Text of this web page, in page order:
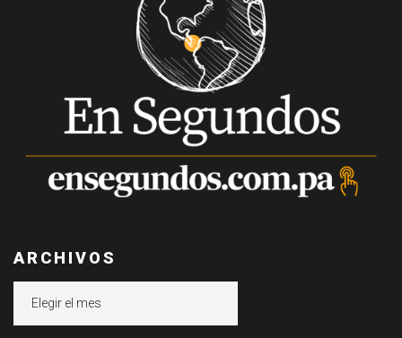
ARCHIVOS